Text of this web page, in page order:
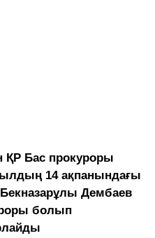
ҚР Бас прокуроры
14 ақпанындағы
Дембаев
болып